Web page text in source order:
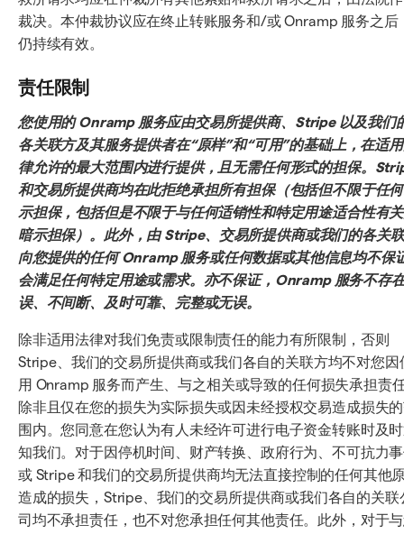
裁决。本仲裁协议应在终止转账服务和/或 Onramp 服务之后
仍持续有效。
责任限制
您使用的 Onramp 服务应由交易所提供商、Stripe 以及我们
各关联方及其服务提供者在“原样”和“可用”的基础上，在适
律允许的最大范围内进行提供，且无需任何形式的担保。
和交易所提供商均在此拒绝承担所有担保（包括但不限于任
示担保，包括但是不限于与任何适销性和特定用途适合性有
暗示担保）。此外，由 Stripe、交易所提供商或我们的各关
向您提供的任何 Onramp 服务或任何数据或其他信息均不保
会满足任何特定用途或需求。亦不保证，Onramp 服务不存
误、不间断、及时可靠、完整或无误。
除非适用法律对我们免责或限制责任的能力有所限制，否则
Stripe、我们的交易所提供商或我们各自的关联方均不对您因
用 Onramp 服务而产生、与之相关或导致的任何损失承担责
除非且仅在您的损失为实际损失或因未经授权交易造成损失
围内。您同意在您认为有人未经许可进行电子资金转账时及
知我们。对于因停机时间、财产转换、政府行为、不可抗力
或 Stripe 和我们的交易所提供商均无法直接控制的任何其他
造成的损失，Stripe、我们的交易所提供商或我们各自的关联
司均不承担责任，也不对您承担任何其他责任。此外，对于